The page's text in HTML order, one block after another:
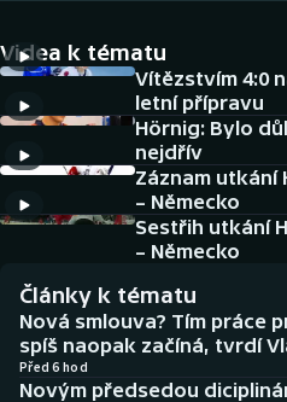
DALŠÍ SPORTY
Americký fotbal
Baseball a softbal
Biatlon
Boby a skeleton
NEPŘEHLÉDNĚTE
Historické návraty
Aplikace ČT sport
AZ kvíz
Videa k tématu
Vítězstvím 4:0
letní přípravu
Hörnig: Bylo
nejdřív
Záznam utkání
– Německo
Sestřih utkání
– Německo
Články k tématu
Nová smlouva? Tím práce
spíš naopak začíná, tvrdí
Před 6 hod
Novým předsedou